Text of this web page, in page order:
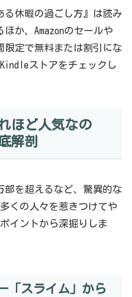
る休暇の過ごし方』は読み
か、Amazonのセールや
限定で無料または割引にな
ストアをチェックし
ほど人気なの
解剖
部を超えるなど、驚異的な
くの人々を惹きつけてや
イントから深掘りしま
「スライム」から